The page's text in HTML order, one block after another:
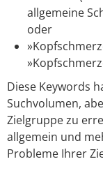
allgemeine
oder
Diese Keywords
Suchvolumen,
Zielgruppe zu
allgemein und
Probleme Ihrer